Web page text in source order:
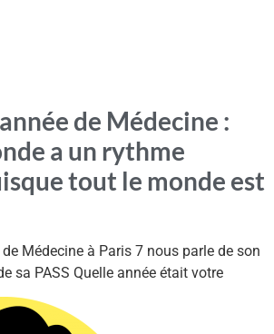
de Médecine :
a un rythme
tout le monde est
Médecine à Paris 7 nous parle de son
sa PASS Quelle année était votre